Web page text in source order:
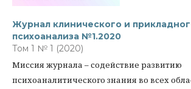
Журнал клинического и
психоанализа №1.2020
Том 1 № 1 (2020)
Миссия журнала – содействие развитию
психоаналитического знания во всех